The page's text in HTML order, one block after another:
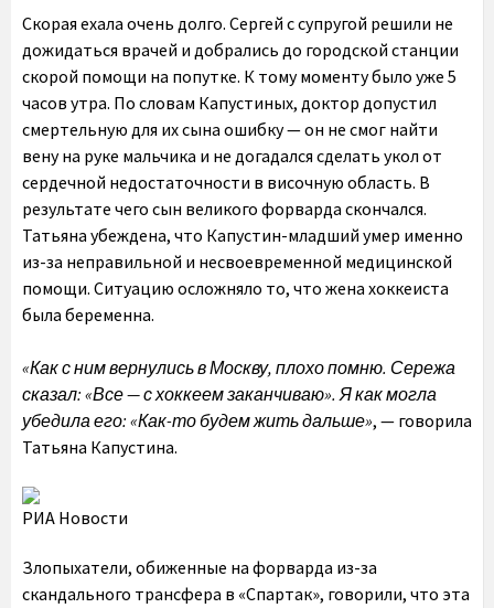
Скорая ехала очень долго. Сергей с супругой решили не
дожидаться врачей и добрались до городской станции
скорой помощи на попутке. К тому моменту было уже 5
часов утра. По словам Капустиных, доктор допустил
смертельную для их сына ошибку — он не смог найти
вену на руке мальчика и не догадался сделать укол от
сердечной недостаточности в височную область. В
результате чего сын великого форварда скончался.
Татьяна убеждена, что Капустин-младший умер именно
из-за неправильной и несвоевременной медицинской
помощи. Ситуацию осложняло то, что жена хоккеиста
была беременна.
«Как с ним вернулись в Москву, плохо помню. Сережа
сказал: «Все — с хоккеем заканчиваю». Я как могла
убедила его: «Как-то будем жить дальше», — говорила
Татьяна Капустина.
РИА Новости
Злопыхатели, обиженные на форварда из-за
скандального трансфера в «Спартак», говорили, что эта